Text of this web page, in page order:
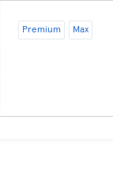
Premium Max